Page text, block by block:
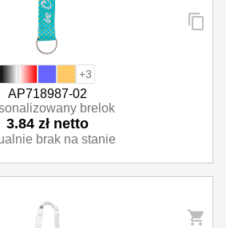
+3
AP718987-02
brelok
3.84 zł netto
brak na stanie